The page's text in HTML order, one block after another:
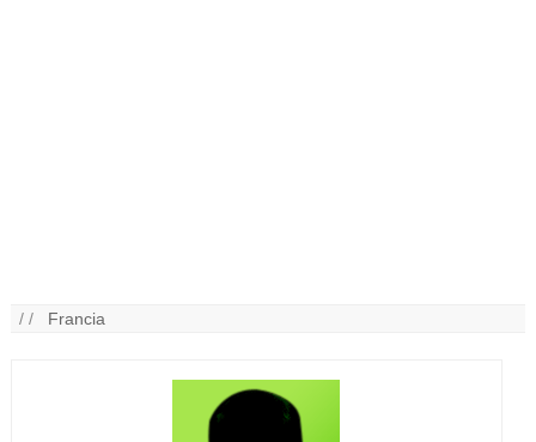
/ / Francia